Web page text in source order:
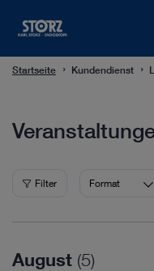
Startseite Kundendienst
Filter Format
August (5)